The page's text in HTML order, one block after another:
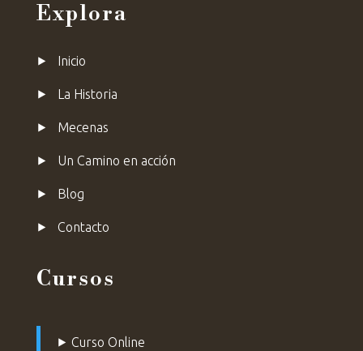
Explora
⯈ Inicio
⯈ La Historia
⯈ Mecenas
⯈ Un Camino en acción
⯈ Blog
⯈ Contacto
Cursos
⯈ Curso Online